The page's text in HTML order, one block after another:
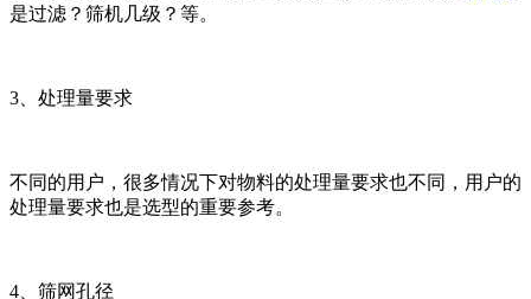
是过滤？筛机几级？等。
3、处理量要求
不同的用户，很多情况下对物料的处理量要求也不同，用户的
处理量要求也是选型的重要参考。
4、筛网孔径